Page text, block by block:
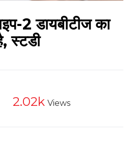
2 डायबीटीज का
स्टडी
2.02k Views